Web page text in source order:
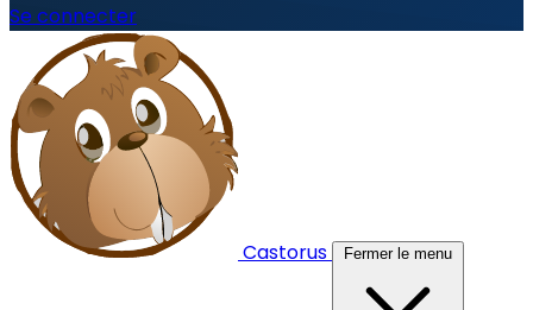
Se connecter
Castorus Fermer le menu